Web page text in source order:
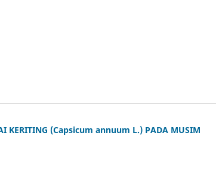
KERITING (Capsicum annuum L.) PADA MUSIM